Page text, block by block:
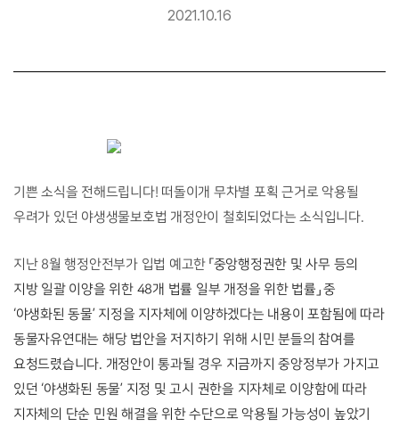
2021.10.16
기쁜 소식을 전해드립니다! 떠돌이개 무차별 포획 근거로 악용될
우려가 있던 야생생물보호법 개정안이 철회되었다는 소식입니다.
지난 8월 행정안전부가 입법 예고한 「중앙행정권한 및 사무 등의
지방 일괄 이양을 위한 48개 법률 일부 개정을 위한 법률」 중
‘야생화된 동물’ 지정을 지자체에 이양하겠다는 내용이 포함됨에 따라
동물자유연대는 해당 법안을 저지하기 위해 시민 분들의 참여를
요청드렸습니다. 개정안이 통과될 경우 지금까지 중앙정부가 가지고
있던 ‘야생화된 동물’ 지정 및 고시 권한을 지자체로 이양함에 따라
지자체의 단순 민원 해결을 위한 수단으로 악용될 가능성이 높았기